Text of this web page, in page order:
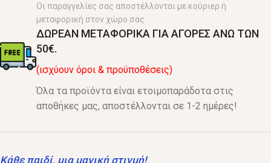
Οι παραγγελίες σας αποστέλλονται με κούριερ ή
μεταφορική στον χώρο σας.
ΔΩΡΕΑΝ ΜΕΤΑΦΟΡΙΚΑ ΓΙΑ ΑΓΟΡΕΣ ΑΝΩ ΤΩΝ
50€.
(ισχύουν όροι & προϋποθέσεις)
Όλα τα προϊόντα είναι ετοιμοπαράδοτα στις
αποθήκες μας, αποστέλλονται σε 1-2 ημέρες!
Κάθε παιδί, μια μαγική στιγμή!